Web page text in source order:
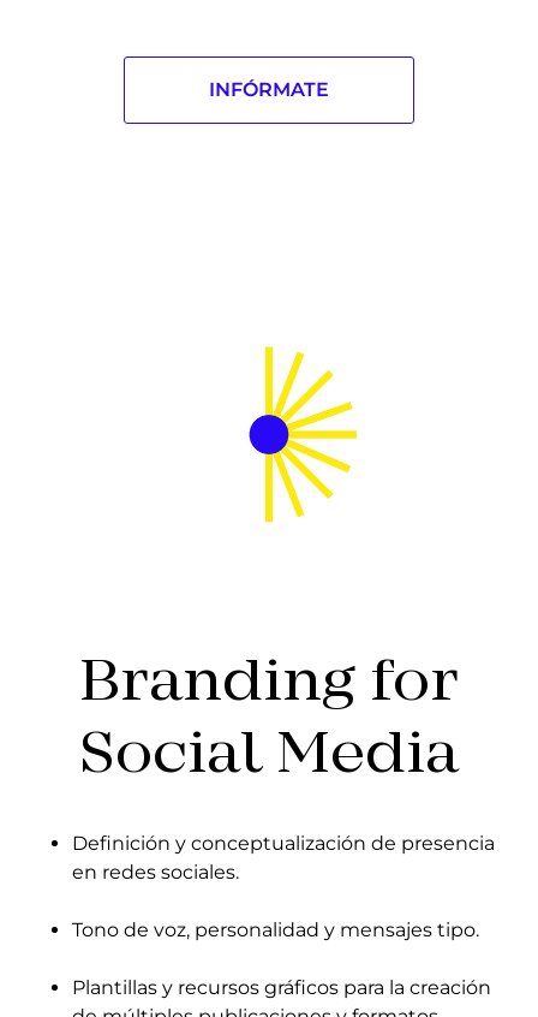
INFÓRMATE
Branding for
Social Media
Definición y conceptualización de presencia
en redes sociales.
Tono de voz, personalidad y mensajes tipo.
Plantillas y recursos gráficos para la creación